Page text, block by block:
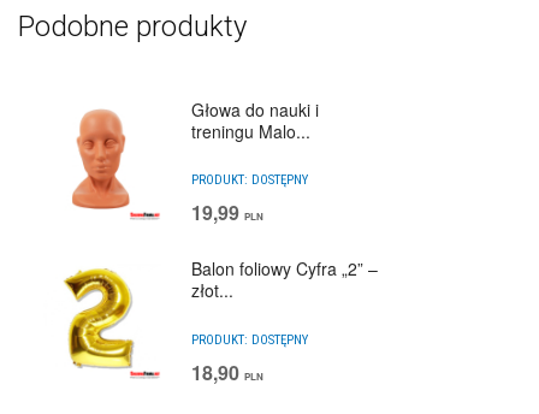
Podobne produkty
Głowa do nauki i
treningu Malo...
PRODUKT: DOSTĘPNY
19,99 PLN
Balon foliowy Cyfra „2” –
złot...
PRODUKT: DOSTĘPNY
18,90 PLN